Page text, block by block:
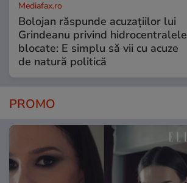
Mediafax.ro
Bolojan răspunde acuzațiilor lui
Grindeanu privind hidrocentralele
blocate: E simplu să vii cu acuze
de natură politică
PROMO